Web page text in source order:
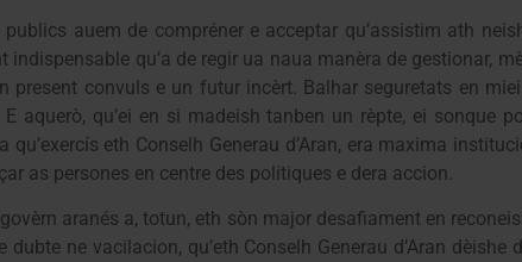
auem de compréner e acceptar qu’assistim ath
qu’a de regir ua naua manèra de gestionar,
present convuls e un futur incèrt. Balhar seguretats en
aquerò, qu’ei en si madeish tanben un rèpte, ei sonque
qu’exercís eth Conselh Generau d’Aran, era maxima
as persones en centre des politiques e dera accion.
aranés a, totun, eth sòn major desafiament en
ne vacilacion, qu’eth Conselh Generau d’Aran dèishe